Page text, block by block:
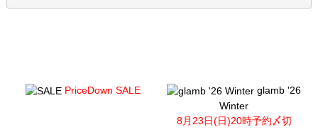
PriceDown SALE
glamb '26
Winter
8月23日(日)20時予約〆切